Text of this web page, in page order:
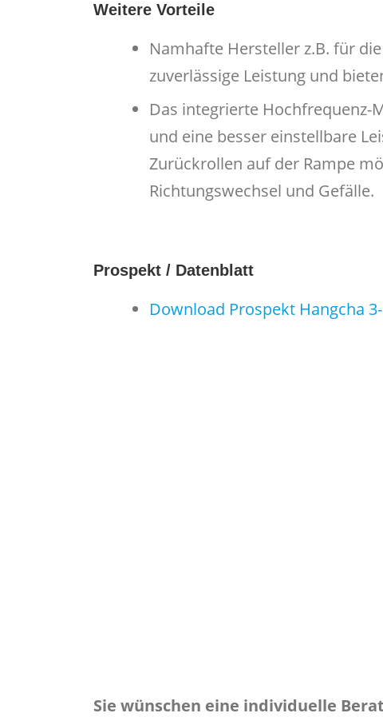
Weitere Vorteile
Namhafte Hersteller z.B. für
zuverlässige Leistung und
Das integrierte Hochfrequenz-
und eine besser einstellbare
Zurückrollen auf der Rampe
Richtungswechsel und Gefälle.
Prospekt / Datenblatt
Download Prospekt Hangcha
Sie wünschen eine individuelle